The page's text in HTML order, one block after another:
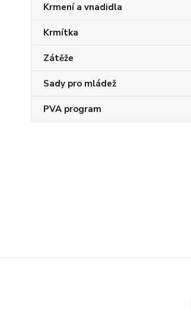
Krmení a vnadidla
Krmítka
Zátěže
Sady pro mládež
PVA program